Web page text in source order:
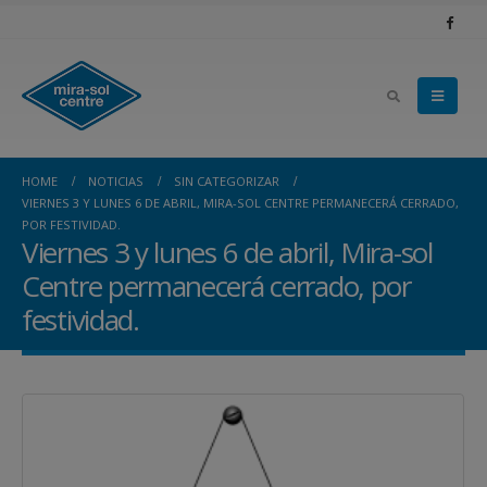
HOME NOTICIAS
SIN CATEGORIZAR
VIERNES 3 Y LUNES 6 DE ABRIL, MIRA-SOL CENTRE PERMANECERÁ CERRADO,
POR FESTIVIDAD.
Viernes 3 y lunes 6 de abril, Mira-sol
Centre permanecerá cerrado, por
festividad.